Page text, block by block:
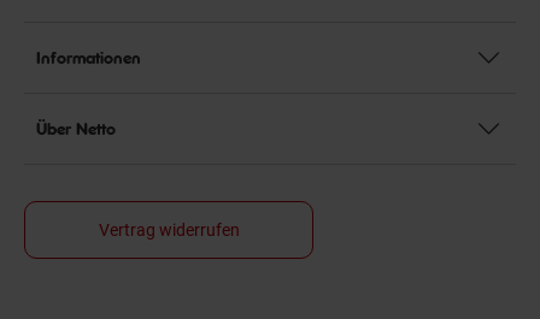
Informationen
Über Netto
Vertrag widerrufen